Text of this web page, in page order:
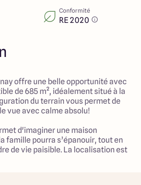
4.9
Conformité
RE 2020
offre une belle opportunité avec
de 685 m², idéalement situé à la
du terrain vous permet de
vue avec calme absolu!
d'imaginer une maison
famille pourra s’épanouir, tout en
de vie paisible. La localisation est
avec un accès facile aux
des arrêts de bus, des écoles